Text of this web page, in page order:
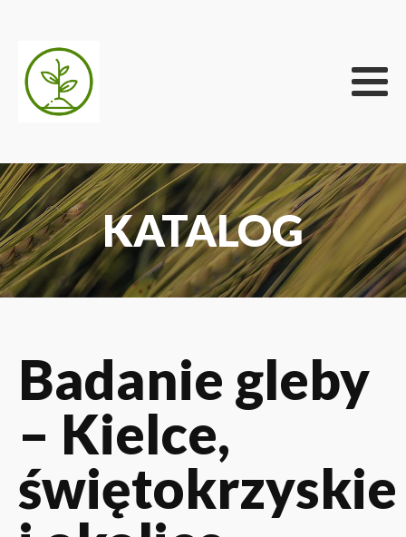
KATALOG
Badanie gleby
– Kielce,
świętokrzyskie